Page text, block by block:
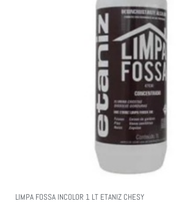
LIMPA FOSSA INCOLOR 1 LT ETANIZ CHESY